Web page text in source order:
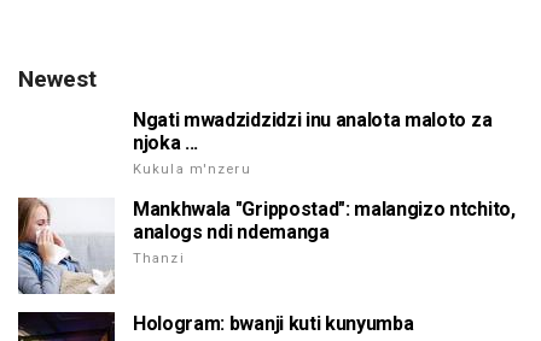
Newest
Ngati mwadzidzidzi inu analota maloto za
njoka ...
Kukula m'nzeru
Mankhwala "Grippostad": malangizo ntchito,
analogs ndi ndemanga
Thanzi
Hologram: bwanji kuti kunyumba